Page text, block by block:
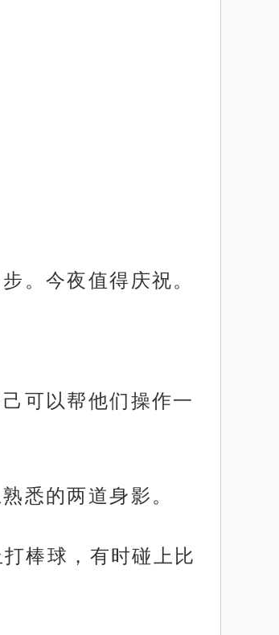
。今夜值得庆祝。
可以帮他们操作一
悉的两道身影。
棒球，有时碰上比